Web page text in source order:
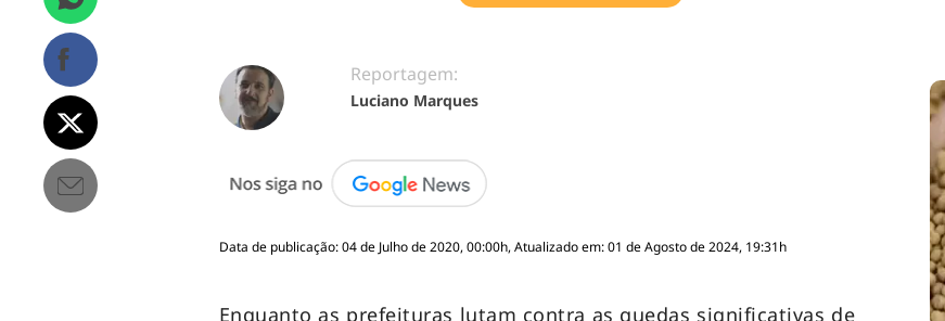
Reportagem:
Luciano Marques
Data de publicação: 04 de Julho de 2020, 00:00h, Atualizado em: 01 de Agosto de 2024, 19:31h
Enquanto as prefeituras lutam contra as quedas significativas de